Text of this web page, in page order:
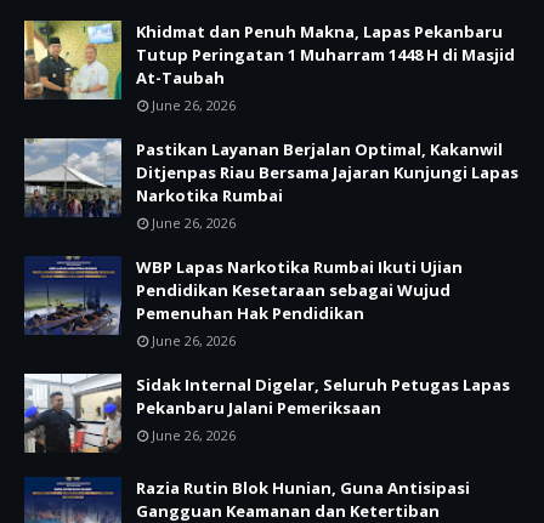
Khidmat dan Penuh Makna, Lapas Pekanbaru
Tutup Peringatan 1 Muharram 1448 H di Masjid
At-Taubah
June 26, 2026
Pastikan Layanan Berjalan Optimal, Kakanwil
Ditjenpas Riau Bersama Jajaran Kunjungi Lapas
Narkotika Rumbai
June 26, 2026
WBP Lapas Narkotika Rumbai Ikuti Ujian
Pendidikan Kesetaraan sebagai Wujud
Pemenuhan Hak Pendidikan
June 26, 2026
Sidak Internal Digelar, Seluruh Petugas Lapas
Pekanbaru Jalani Pemeriksaan
June 26, 2026
Razia Rutin Blok Hunian, Guna Antisipasi
Gangguan Keamanan dan Ketertiban